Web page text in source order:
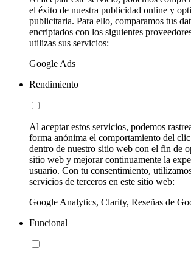
el éxito de nuestra publicidad online y
publicitaria. Para ello, comparamos tus
encriptados con los siguientes
utilizas sus servicios:
Google Ads
Rendimiento
Al aceptar estos servicios, podemos
forma anónima el comportamiento del
dentro de nuestro sitio web con el fin de
sitio web y mejorar continuamente la
usuario. Con tu consentimiento,
servicios de terceros en este sitio web:
Google Analytics, Clarity, Reseñas de
Funcional